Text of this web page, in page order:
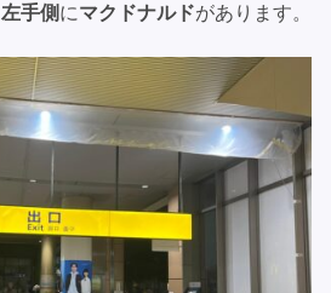
左手側 にマクドナルドがあります。